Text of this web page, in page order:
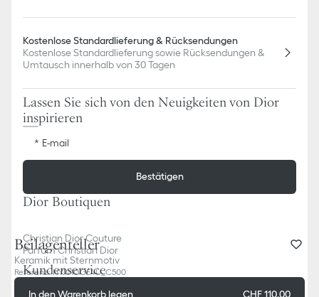
Beilagenteller
Keramik mit Sternmotiv
Referenz:HYJ01GGE4U_C500
In den Warenkorb legen CHF 110.00
Kostenlose Standardlieferung & Rücksendungen
Kostenlose Standardlieferung sowie Rücksendungen &
Umtausch innerhalb von 30 Tagen
Lassen Sie sich von den Neuigkeiten von Dior
inspirieren
E-mail
Bestätigen
Dior Boutiquen
Christian Dior Couture
Parfum Christian Dior
Kundenservice